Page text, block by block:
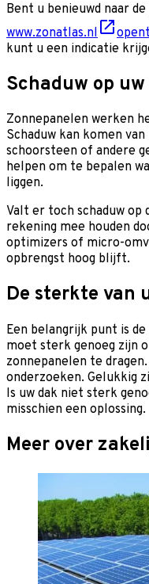
Bent u benieuwd naar
www.zonatlas.nl
kunt u een indicatie
Schaduw op
Zonnepanelen werken
Schaduw kan komen
schoorsteen of andere
helpen om te bepalen
liggen.
Valt er toch schaduw op
rekening mee houden
optimizers of micro-
opbrengst hoog blijft.
De sterkte van
Een belangrijk punt is
moet sterk genoeg zijn
zonnepanelen te
onderzoeken. Gelukkig
Is uw dak niet sterk
misschien een oplossing.
Meer over